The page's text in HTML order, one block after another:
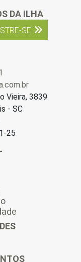
DA ILHA
SE
Vieira, 3839
- SC
25